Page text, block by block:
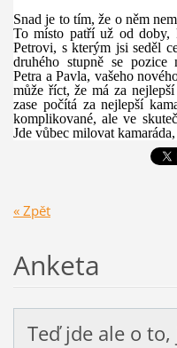
Snad je to tím, že o něm
To místo patří už od doby,
Petrovi, s kterým jsi seděl
druhého stupně se pozice
Petra a Pavla, vašeho
může říct, že má za
zase počítá za nejlepší
komplikované, ale ve
Jde vůbec milovat
« Zpět
Anketa
Teď jde ale o to,